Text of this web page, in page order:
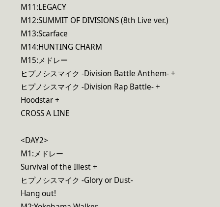
M11:LEGACY
M12:SUMMIT OF DIVISIONS (8th Live ver.)
M13:Scarface
M14:HUNTING CHARM
M15:メドレー
ヒプノシスマイク -Division Battle Anthem- +
ヒプノシスマイク -Division Rap Battle- +
Hoodstar +
CROSS A LINE
<DAY2>
M1:メドレー
Survival of the Illest +
ヒプノシスマイク -Glory or Dust-
Hang out!